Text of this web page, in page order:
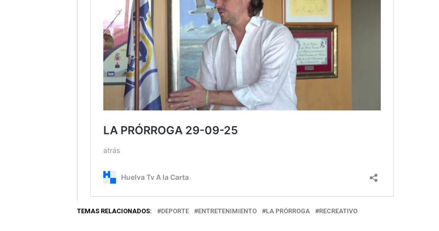
TEMAS RELACIONADOS: DEPORTE ENTRETENIMIENTO LA PRÓRROGA RECREATIVO